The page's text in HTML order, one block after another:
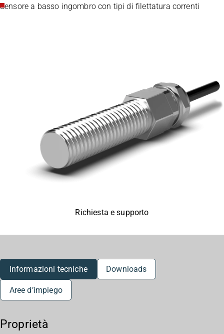
Sensore a basso ingombro con tipi di filettatura correnti
Richiesta e supporto
Informazioni tecniche Downloads
Aree d’impiego
Proprietà